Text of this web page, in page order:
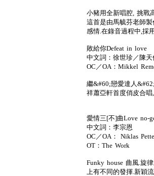
小豬用全新唱腔, 挑戰
這首是由馬毓芬老師
感情.在錄音過程中,採
敗給你Defeat in love
中文詞：徐世珍／陳天
OC／OA：Mikkel
繼&#60;戀愛達人
祥蕭亞軒首度俏皮合
愛情三[不]曲Love no-
中文詞：李宗恩
OC／OA： Niklas
OT：The Work
Funky house 曲風.旋
上有不同的發揮.新穎